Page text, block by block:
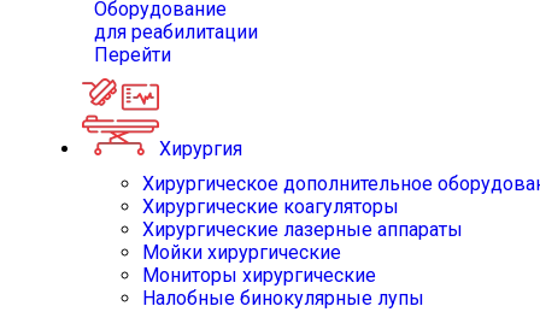
Оборудование
для реабилитации
Перейти
Хирургия
Хирургическое дополнительное
Хирургические коагуляторы
Хирургические лазерные аппараты
Мойки хирургические
Мониторы хирургические
Налобные бинокулярные лупы